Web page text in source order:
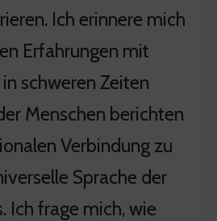
Ich erinnere mich
Erfahrungen mit
schweren Zeiten
Menschen berichten
Verbindung zu
Sprache der
Ich frage mich, wie